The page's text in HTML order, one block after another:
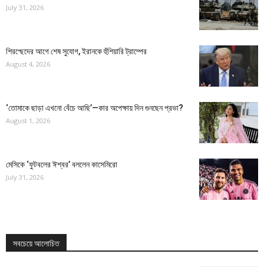
July 31, 2026
শিরশ্ছেদের আগে শেষ সুযোগ, ইরানকে হুঁশিয়ারি ট্রাম্পের
August 4, 2026
‘তোমাকে ছাড়া এখনো বেঁচে আছি’—কার অপেক্ষায় দিন গুনছেন প্রভা?
August 1, 2026
মেসিকে ‘ফুটবলের ঈশ্বর’ বললেন কাসেমিরো
July 31, 2026
সবচেয়ে আলোচিত